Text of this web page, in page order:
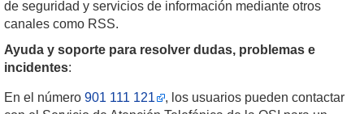
de seguridad y servicios de información mediante otros
canales como RSS.
Ayuda y soporte para resolver dudas, problemas e
incidentes:
En el número 901 111 121
, los usuarios pueden contactar